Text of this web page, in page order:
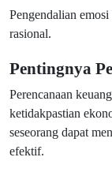
Pengendalian
rasional.
Pentingnya
Perencanaan
ketidakpastian
seseorang dapat
efektif.